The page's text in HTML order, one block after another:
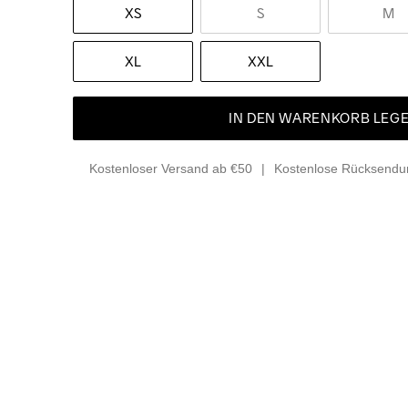
XS S M
XL XXL
IN DEN WARENKORB
Kostenloser Versand ab €50 Kostenlose